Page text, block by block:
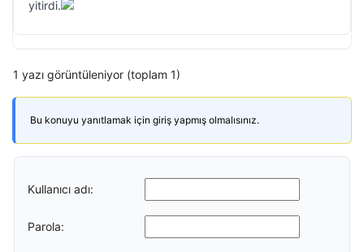
yitirdi.
1 yazı görüntüleniyor (toplam 1)
Bu konuyu yanıtlamak için giriş yapmış olmalısınız.
Kullanıcı adı:
Parola: